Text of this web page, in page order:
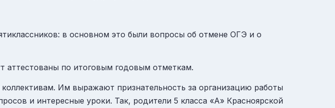
в основном это были вопросы об отмене ОГЭ и о
аттестованы по итоговым годовым отметкам.
Им выражают признательность за организацию работы
и интересные уроки. Так, родители 5 класса «А» Красноярской